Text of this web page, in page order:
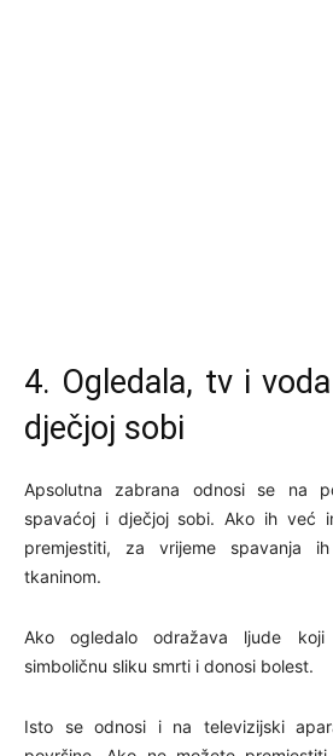
4. Ogledala, tv i
dječjoj sobi
Apsolutna zabrana odnosi se na
spavaćoj i dječjoj sobi. Ako ih već
premjestiti, za vrijeme spavanja
tkaninom.
Ako ogledalo odražava ljude
simboličnu sliku smrti i donosi bolest.
Isto se odnosi i na televizijski